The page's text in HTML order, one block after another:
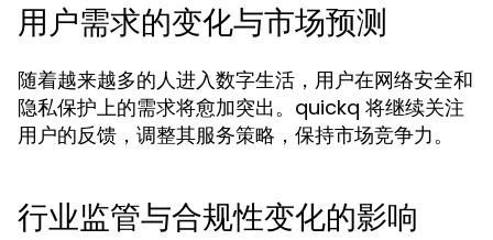
用户需求的变化与市场预测
随着越来越多的人进入数字生活，用户在网络安全和
隐私保护上的需求将愈加突出。quickq 将继续关注
用户的反馈，调整其服务策略，保持市场竞争力。
行业监管与合规性变化的影响